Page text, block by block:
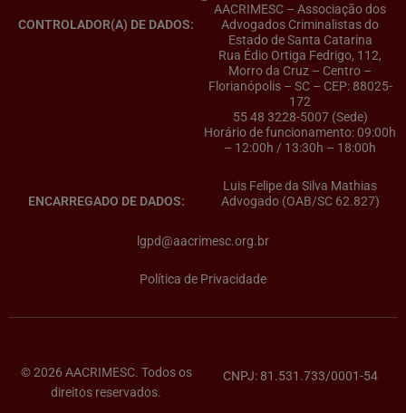
CONTROLADOR(A) DE DADOS:
AACRIMESC – Associação dos
Advogados Criminalistas do
Estado de Santa Catarina
Rua Édio Ortiga Fedrigo, 112,
Morro da Cruz – Centro –
Florianópolis – SC – CEP: 88025-
172
55 48 3228-5007 (Sede)
Horário de funcionamento: 09:00h
– 12:00h / 13:30h – 18:00h
ENCARREGADO DE DADOS:
Luis Felipe da Silva Mathias
Advogado (OAB/SC 62.827)
lgpd@aacrimesc.org.br
Política de Privacidade
© 2026 AACRIMESC. Todos os
direitos reservados.
CNPJ: 81.531.733/0001-54